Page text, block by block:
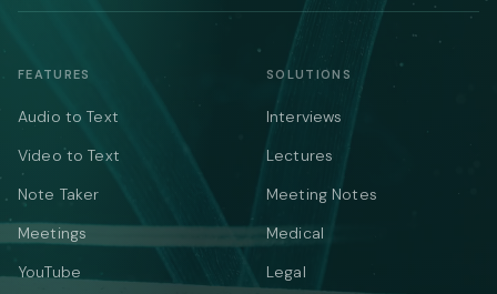
FEATURES
Audio to Text
Video to Text
Note Taker
Meetings
YouTube
SOLUTIONS
Interviews
Lectures
Meeting Notes
Medical
Legal